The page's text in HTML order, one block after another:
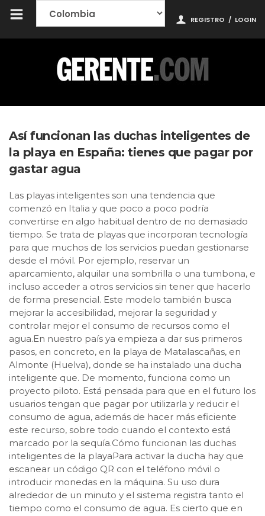
REGISTRO / LOGIN
Así funcionan las duchas inteligentes de
la playa en España: tienes que pagar por
gastar agua
Las playas inteligentes son una tendencia que
comenzó en Italia y que poco a poco podría
convertirse en algo habitual dentro de no demasiado
tiempo. Se trata de playas que incorporan tecnología
para que muchos de los servicios puedan gestionarse
desde el móvil. Por ejemplo, reservar un
aparcamiento, alquilar una sombrilla o una tumbona, e
incluso acceder a otros servicios sin tener que hacerlo
de forma presencial. Este modelo también busca
mejorar la accesibilidad, mejorar la seguridad y
controlar mejor el consumo de recursos como el
agua.En nuestro país ya empieza a dar sus primeros
pasos, en concreto, en la playa de Matalascañas, en
Almonte (Huelva), donde se ha instalado una ducha
inteligente que. De momento, funciona como un
proyecto piloto. Está pensada para que en el futuro los
usuarios tengan que pagar por utilizarla y reducir el
consumo de agua, además de hacer más eficiente
este recurso, sobre todo cuando el contexto está
marcado por la sequía.Cómo funcionan las duchas
inteligentes de la playaPara activar la ducha hay que
escanear un código QR con el teléfono móvil o
introducir monedas en la máquina. Su uso dura
alrededor de un minuto y el sistema registra tanto el
tiempo como el consumo de agua. Es cierto que en